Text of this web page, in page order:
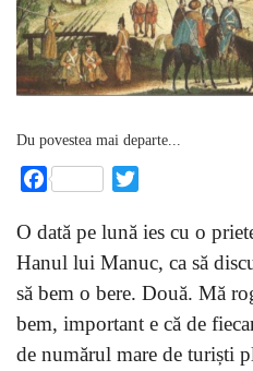
Du povestea mai departe...
Facebook
O dată pe lună ies cu o
Hanul lui Manuc, ca să
să bem o bere. Două. Mă
bem, important e că de
de numărul mare de turiști